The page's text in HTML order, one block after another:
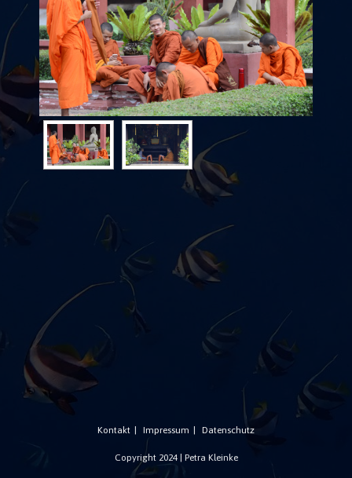
Kontakt Impressum Datenschutz
Copyright 2024 | Petra Kleinke